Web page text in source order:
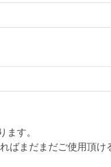
的に良品ですが、天板に
ます。
ばまだまだご使用頂け